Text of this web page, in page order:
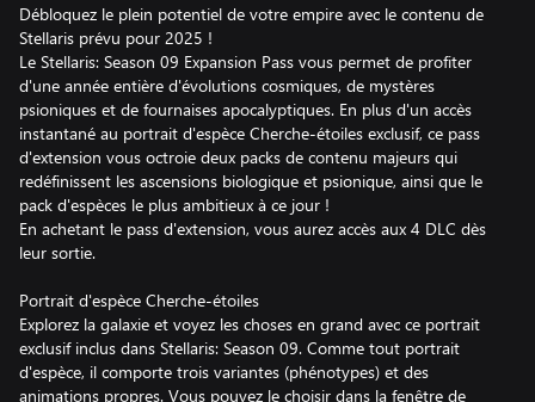
Débloquez le plein potentiel de votre empire avec le contenu de
Stellaris prévu pour 2025 !
Le Stellaris: Season 09 Expansion Pass vous permet de profiter
d'une année entière d'évolutions cosmiques, de mystères
psioniques et de fournaises apocalyptiques. En plus d'un accès
instantané au portrait d'espèce Cherche-étoiles exclusif, ce pass
d'extension vous octroie deux packs de contenu majeurs qui
redéfinissent les ascensions biologique et psionique, ainsi que le
pack d'espèces le plus ambitieux à ce jour !
En achetant le pass d'extension, vous aurez accès aux 4 DLC dès
leur sortie.
Portrait d'espèce Cherche-étoiles
Explorez la galaxie et voyez les choses en grand avec ce portrait
exclusif inclus dans Stellaris: Season 09. Comme tout portrait
d'espèce, il comporte trois variantes (phénotypes) et des
animations propres. Vous pouvez le choisir dans la fenêtre de